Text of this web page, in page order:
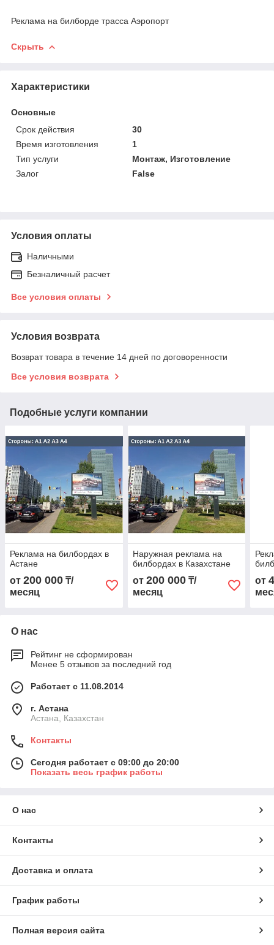
Реклама на билборде трасса Аэропорт
Скрыть
Характеристики
Основные
Срок действия
30
Время изготовления
1
Тип услуги
Монтаж, Изготовление
Залог
False
Условия оплаты
Наличными
Безналичный расчет
Все условия оплаты
Условия возврата
Возврат товара в течение 14 дней по договоренности
Все условия возврата
Подобные услуги компании
Реклама на билбордах в
Астане
от 200 000 ₸/
месяц
Наружная реклама на
билбордах в Казахстане
от 200 000₸/
месяц
от
О нас
Рейтинг не сформирован
Менее 5 отзывов за последний год
Работает с 11.08.2014
г. Астана
Астана, Казахстан
Контакты
Сегодня работает с 09:00 до 20:00
Показать весь график работы
О нас
Контакты
Доставка и оплата
График работы
Полная версия сайта